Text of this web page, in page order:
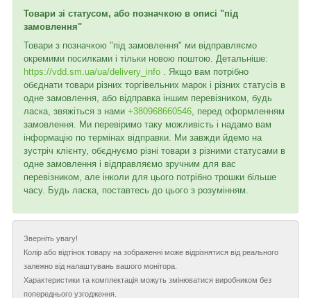
Товари зі статусом, або позначкою в описі "під
замовлення"
Товари з позначкою "під замовлення" ми відправляємо
окремими посилками і тільки новою поштою. Детальніше:
https://vdd.sm.ua/ua/delivery_info . Якщо вам потрібно
обєднати товари різних торгівельних марок і різних статусів в
одне замовлення, або відправка іншим перевізником, будь
ласка, звяжіться з нами +380968660546 , перед оформленням
замовлення. Ми перевіримо таку можливість і надамо вам
інформацію по термінах відправки. Ми завжди йдемо на
зустріч клієнту, обєднуємо різні товари з різними статусами в
одне замовлення і відправляємо зручним для вас
перевізником, але інколи для цього потрібно трошки більше
часу. Будь ласка, поставтесь до цього з розумінням.
Зверніть увагу!
Колір або відтінок товару на зображенні може відрізнятися від реального
залежно від налаштувань вашого монітора.
Характеристики та комплектація можуть змінюватися виробником без
попереднього узгодження.